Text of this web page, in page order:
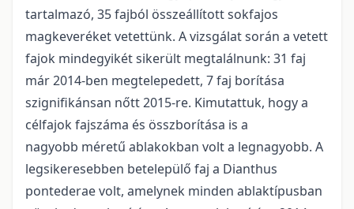
tartalmazó, 35 fajból összeállított sokfajos
magkeveréket vetettünk. A vizsgálat során a vetett
fajok mindegyikét sikerült megtalálnunk: 31 faj
már 2014-ben megtelepedett, 7 faj borítása
szignifikánsan nőtt 2015-re. Kimutattuk, hogy a
célfajok fajszáma és összborítása is a
nagyobb méretű ablakokban volt a legnagyobb. A
legsikeresebben betelepülő faj a Dianthus
pontederae volt, amelynek minden ablaktípusban